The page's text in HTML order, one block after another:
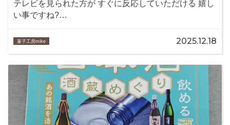
テレビを見られた方が すぐに反応していただける 嬉し
い事ですね?…
菓子工房mike 2025.12.18